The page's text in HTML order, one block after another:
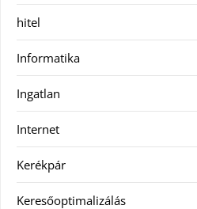
hitel
Informatika
Ingatlan
Internet
Kerékpár
Keresőoptimalizálás